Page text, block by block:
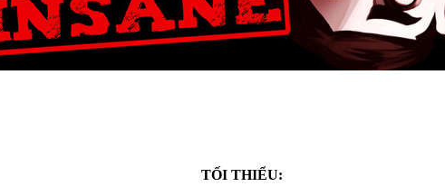
TỐI THIỂU: